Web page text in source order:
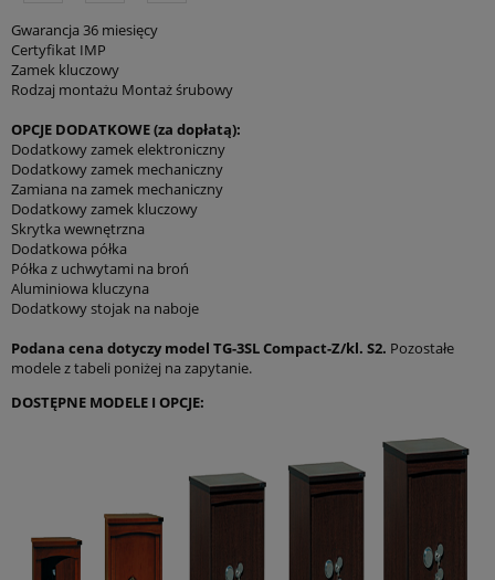
Gwarancja 36 miesięcy
Certyfikat IMP
Zamek kluczowy
Rodzaj montażu Montaż śrubowy
OPCJE DODATKOWE (za dopłatą):
Dodatkowy zamek elektroniczny
Dodatkowy zamek mechaniczny
Zamiana na zamek mechaniczny
Dodatkowy zamek kluczowy
Skrytka wewnętrzna
Dodatkowa półka
Półka z uchwytami na broń
Aluminiowa kluczyna
Dodatkowy stojak na naboje
Podana cena dotyczy model TG-3SL Compact-Z/kl. S2. Pozostałe
modele z tabeli poniżej na zapytanie.
DOSTĘPNE MODELE I OPCJE:
*Kod
*Miejscowość:
*Telefon: